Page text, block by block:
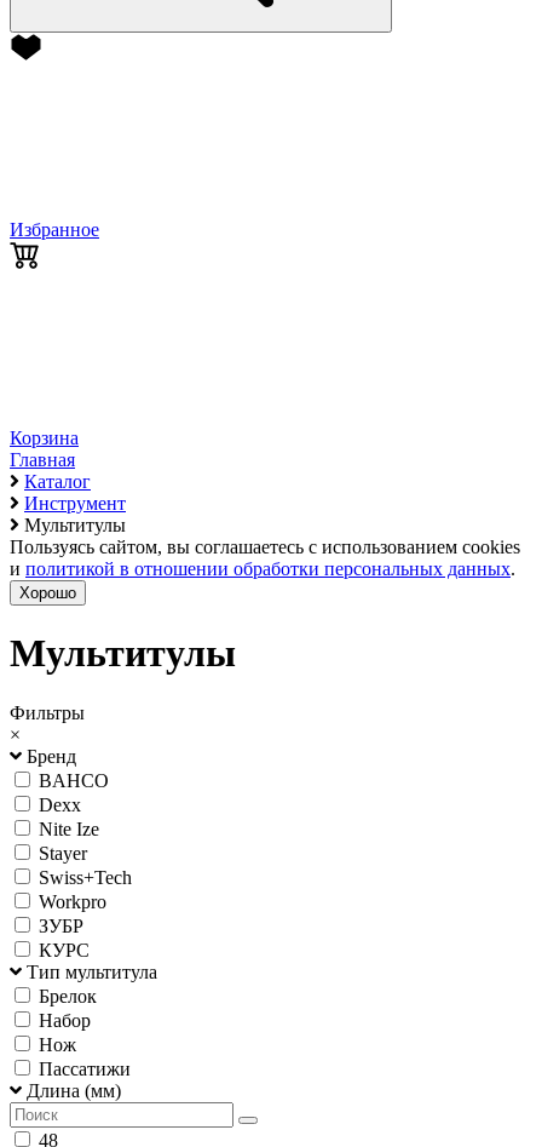
Избранное
Корзина
Главная
Каталог
Инструмент
Мультитулы
Пользуясь сайтом, вы соглашаетесь с использованием cookies
и политикой в отношении обработки персональных данных.
Хорошо
Мультитулы
Фильтры
×
Бренд
BAHCO
Dexx
Nite Ize
Stayer
Swiss+Tech
Workpro
ЗУБР
КУРС
Тип мультитула
Брелок
Набор
Нож
Пассатижи
Длина (мм)
48